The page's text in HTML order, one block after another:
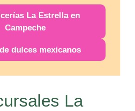
La Estrella en
Campeche
dulces mexicanos
La